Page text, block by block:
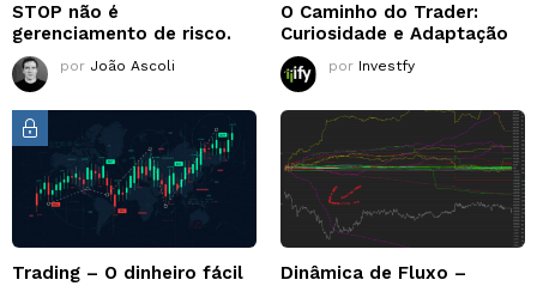
STOP não é
gerenciamento de risco.
por João Ascoli
O Caminho do Trader:
Curiosidade e Adaptação
por Investfy
Trading – O dinheiro fácil
Dinâmica de Fluxo –